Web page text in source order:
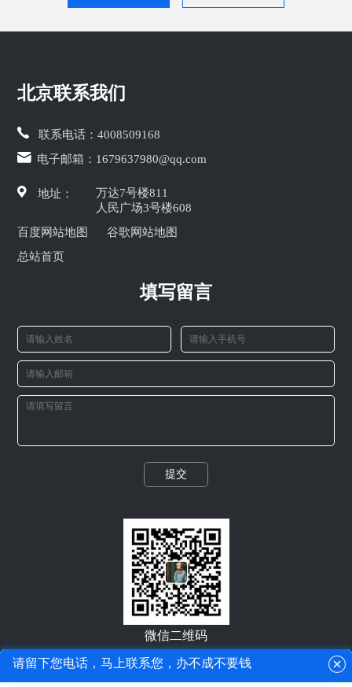
请留下您电话，马上联系您，办不成不要钱
北京联系我们
联系电话：4008509168
电子邮箱： 1679637980@qq.com
地址：
万达7号楼811
人民广场3号楼608
百度网站地图
谷歌网站地图
总站首页
填写留言
提交
微信二维码